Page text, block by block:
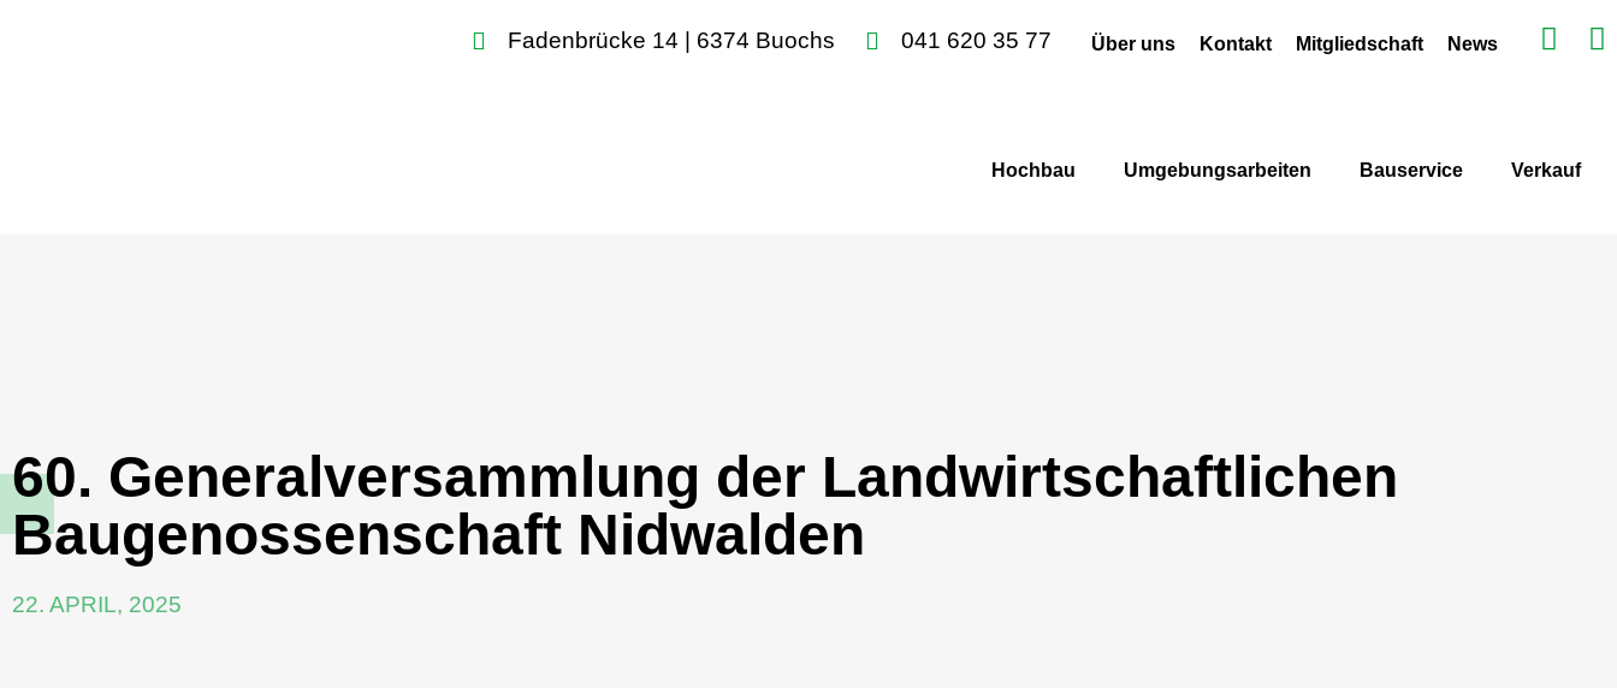
Fadenbrücke 14 | 6374 Buochs 041 620 35 77 Über uns Kontakt Mitgliedschaft News
Hochbau Umgebungsarbeiten Bauservice Verkauf
60. Generalversammlung der Landwirtschaftlichen
Baugenossenschaft Nidwalden
22. APRIL, 2025